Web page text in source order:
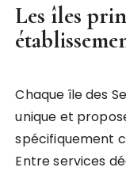
Les îles
Chaque île des
unique et
spécifiquement
Entre services